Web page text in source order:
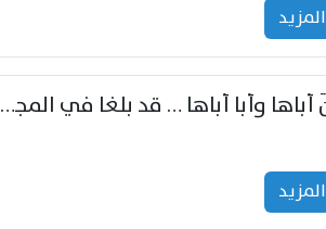
المزید
إنّ أباها وأبا أباها … قد بلغا في المجد غايتاها
المزید